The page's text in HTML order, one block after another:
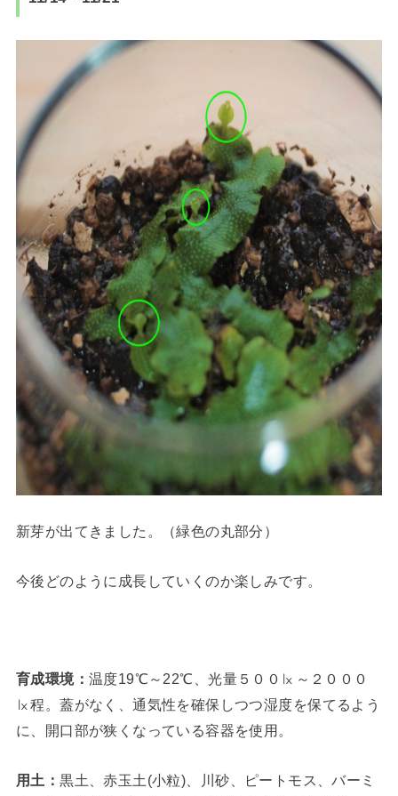
新芽が出てきました。（緑色の丸部分）
今後どのように成長していくのか楽しみです。
育成環境： 温度19℃～22℃、光量５００㏓～２０００
㏓程。蓋がなく、通気性を確保しつつ湿度を保てるよう
に、開口部が狭くなっている容器を使用。
用土：黒土、赤玉土(小粒)、川砂、ピートモス、バーミ